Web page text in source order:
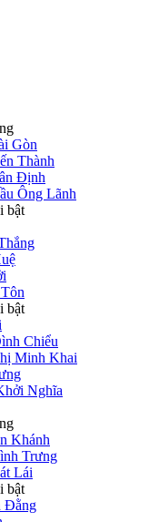
Gòn
Thành
Định
Ông Lãnh
bật
bật
Chiểu
Minh Khai
Nghĩa
Khánh
Trưng
Lái
bật
Đằng